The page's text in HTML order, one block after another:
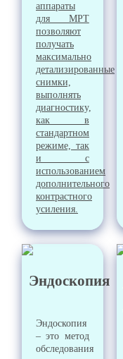
аппараты
для МРТ
позволяют
получать
максимально
детализированные
снимки,
выполнять
диагностику,
как в
стандартном
режиме, так
и с
использованием
дополнительного
контрастного
усиления.
Эндоскопия
Эндоскопия
– это метод
обследования